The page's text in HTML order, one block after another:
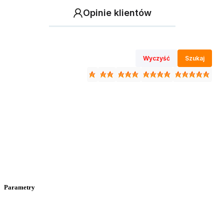
Opinie klientów
Wyczyść Szukaj
Parametry